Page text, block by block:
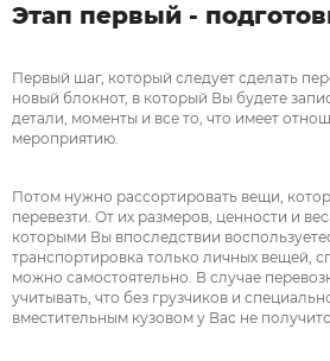
Этап первый -
Первый шаг, который следует сделать
новый блокнот, в который Вы будете
детали, моменты и все то, что имеет
мероприятию.
Потом нужно рассортировать вещи,
перевезти. От их размеров, ценности и
которыми Вы впоследствии
транспортировка только личных вещей,
можно самостоятельно. В случае
учитывать, что без грузчиков и
вместительным кузовом у Вас не
Прикрепить файл / до 10 Mb
обработку
Прикрепить фото / до 10 Mb
обработку